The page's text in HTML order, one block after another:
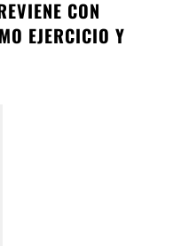
CON
EJERCICIO Y